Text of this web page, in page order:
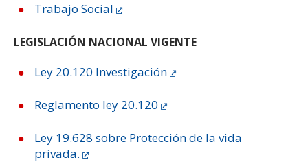
Trabajo Social
LEGISLACIÓN NACIONAL VIGENTE
Ley 20.120 Investigación
Reglamento ley 20.120
Ley 19.628 sobre Protección de la vida
privada.